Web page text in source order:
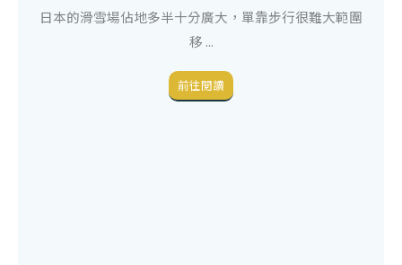
日本的滑雪場佔地多半十分廣大，單靠步行很難大範圍
移 ...
前往閱讀